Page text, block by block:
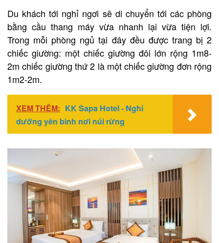
Du khách tới nghỉ ngơi sẽ di chuyển tới các phòng
bằng cầu thang máy vừa nhanh lại vừa tiện lợi.
Trong mỗi phòng ngủ tại đây đều được trang bị 2
chiếc giường: một chiếc giường đôi lớn rộng 1m8-
2m chiếc giường thứ 2 là một chiếc giường đơn rộng
1m2-2m.
XEM THÊM: KK Sapa Hotel - Nghỉ
dưỡng yên bình nơi núi rừng